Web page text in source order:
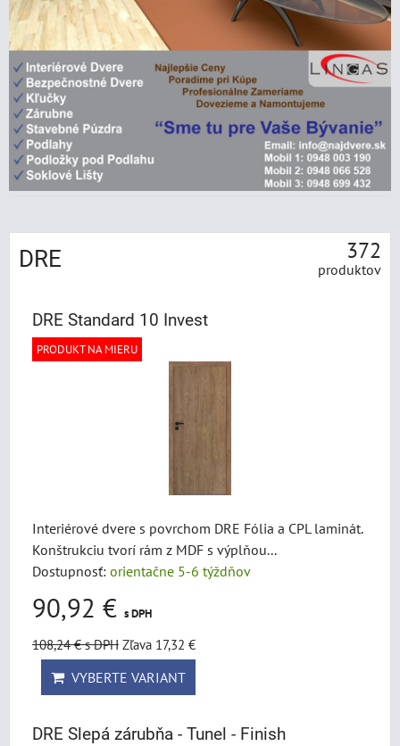
DRE 372
produktov
DRE Standard 10 Invest
PRODUKT NA MIERU
Interiérové dvere s povrchom DRE Fólia a CPL laminát.
Konštrukciu tvorí rám z MDF s výplňou...
Dostupnosť: orientačne 5-6 týždňov
90,92 € s DPH
108,24 €s DPH Zľava 17,32 €
VYBERTE VARIANT
DRE Slepá zárubňa - Tunel - Finish